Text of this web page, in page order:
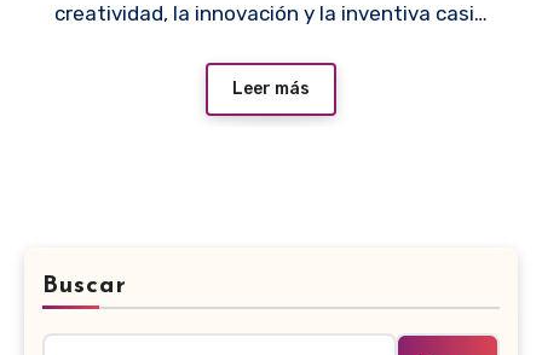
creatividad, la innovación y la inventiva casi…
Leer más
Buscar